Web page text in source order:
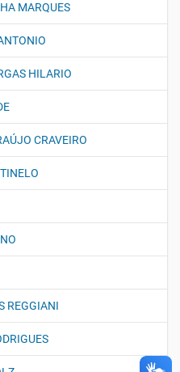
MARQUES
HILARIO
CRAVEIRO
REGGIANI